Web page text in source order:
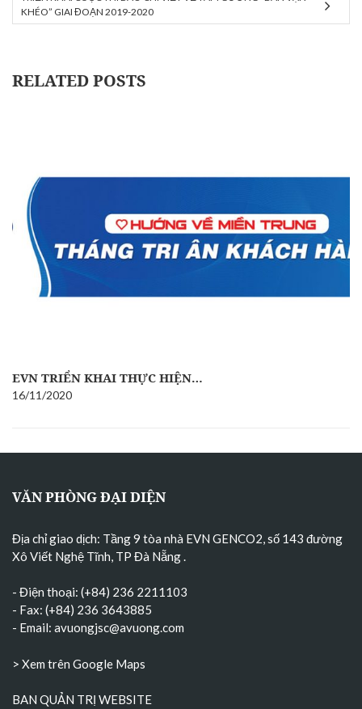
KHÉO” GIAI ĐOẠN 2019-2020
RELATED POSTS
EVN TRIỂN KHAI THỰC HIỆN…
16/11/2020
VĂN PHÒNG ĐẠI DIỆN
Địa chỉ giao dịch: Tầng 9 tòa nhà EVN GENCO2, số 143 đường
Xô Viết Nghệ Tĩnh, TP Đà Nẵng
- Điện thoại: (+84) 236 2211103
- Fax: (+84) 236 3643885
- Email: avuongjsc@avuong.com
> Xem trên Google Maps
BAN QUẢN TRỊ WEBSITE